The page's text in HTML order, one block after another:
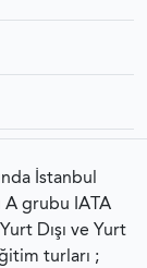
İstanbul
A grubu IATA
Dışı ve Yurt
turları ;